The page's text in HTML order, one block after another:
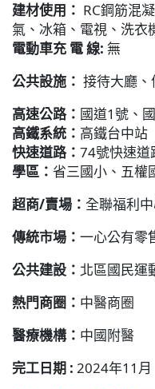
建材使用： RC鋼筋混
氣、冰箱、電視、洗衣
電動車充 電 線: 無
公共設施： 接待大廳、
高速公路： 國道1號、
高鐵系統： 高鐵台中站
快速道路： 74號快速道
學區： 省三國小、五權
超商/賣場： 全聯福利
傳統市場： 一心公有零
公共建設： 北區國民運
熱門商圈： 中醫商圈
醫療機構： 中國附醫
完工日期 : 2024年11月